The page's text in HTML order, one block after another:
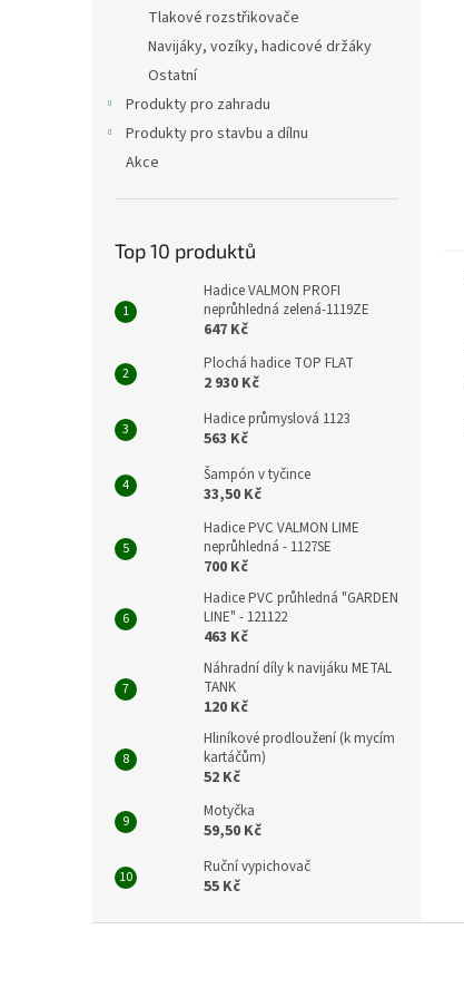
Tlakové rozstřikovače
Navijáky, vozíky, hadicové držáky
Ostatní
Produkty pro zahradu
Produkty pro stavbu a dílnu
Akce
Top 10 produktů
Hadice VALMON PROFI
neprůhledná zelená-1119ZE
647 Kč
Plochá hadice TOP FLAT
2 930 Kč
Hadice průmyslová 1123
563 Kč
Šampón v tyčince
33,50 Kč
Hadice PVC VALMON LIME
neprůhledná - 1127SE
700 Kč
Hadice PVC průhledná "GARDEN
LINE" - 121122
463 Kč
Náhradní díly k navijáku METAL
TANK
120 Kč
Hliníkové prodloužení (k mycím
kartáčům)
52 Kč
Motyčka
59,50 Kč
Ruční vypichovač
55 Kč